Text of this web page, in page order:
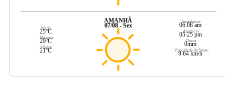
Média
25ºC
Máxima
29ºC
Mínima
21ºC
AMANHÃ
07/08 - Sex
Amanhecer
06:08 am
Anoitecer
05:25 pm
Chuva
0mm
Velocidade do Vento
9.64 km/h